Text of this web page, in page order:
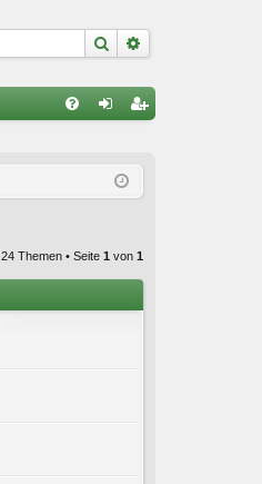
Suche
ist
24 Themen • Seite 1 von 1